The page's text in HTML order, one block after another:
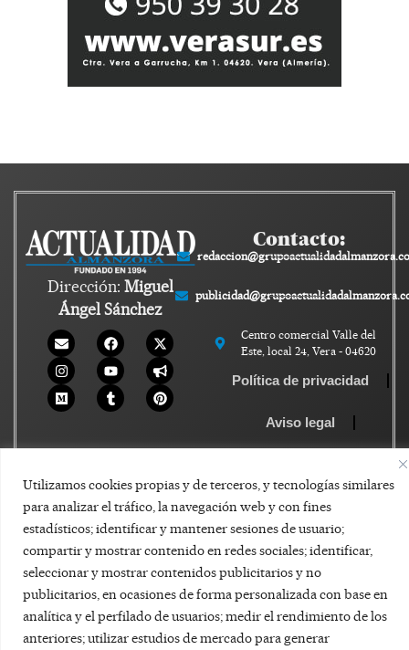
Utilizamos cookies propias y de terceros, y tecnologías similares
para analizar el tráfico, la navegación web y con fines
estadísticos; identificar y mantener sesiones de usuario;
compartir y mostrar contenido en redes sociales; identificar,
seleccionar y mostrar contenidos publicitarios y no
publicitarios, en ocasiones de forma personalizada con base en
analítica y el perfilado de usuarios; medir el rendimiento de los
anteriores; utilizar estudios de mercado para generar
Dirección: Miguel
Ángel Sánchez
Contacto:
Centro comercial Valle del
Este, local 24, Vera - 04620
Política de privacidad
Aviso legal